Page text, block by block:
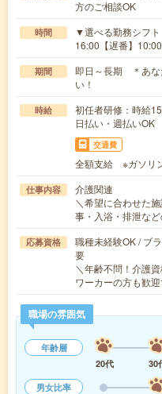
方のご相談OK
時間
▼選べる勤務シフ
16:00【遅番】
期間
即日～長期 ＊あな
い！
時給
初任者研修：時給
日払い・週払いOK
交通費
全額支給 ※ガソリ
仕事内容
介護関連
＼希望に合わせた
事・入浴・排泄な
応募資格
職種未経験OK / ブ
要
＼年齢不問！介護
ワーカーの方も歓
職場の雰囲気
年齢層
20代
30
男女比率